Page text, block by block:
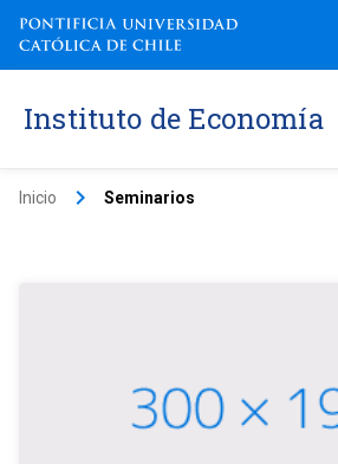
Instituto de Economía
Inicio keyboard_arrow_right Seminarios